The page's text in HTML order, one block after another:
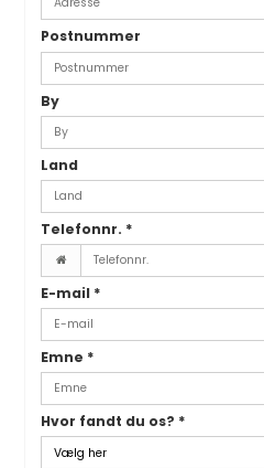
Postnummer
By
Land
Telefonnr. *
E-mail *
Emne *
Hvor fandt du os? *